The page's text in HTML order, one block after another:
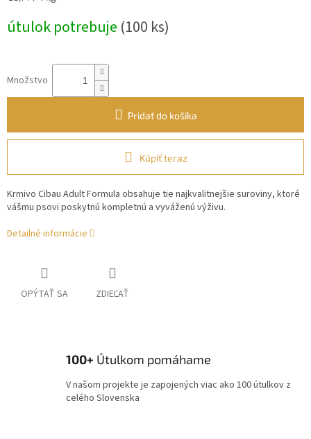
útulok potrebuje (100 ks)
Množstvo
Pridať do košíka
Kúpiť teraz
Krmivo Cibau Adult Formula obsahuje tie najkvalitnejšie suroviny, ktoré
vášmu psovi poskytnú kompletnú a vyváženú výživu.
Detailné informácie
OPÝTAŤ SA ZDIEĽAŤ
100+ Útulkom pomáhame
V našom projekte je zapojených viac ako 100 útulkov z
celého Slovenska